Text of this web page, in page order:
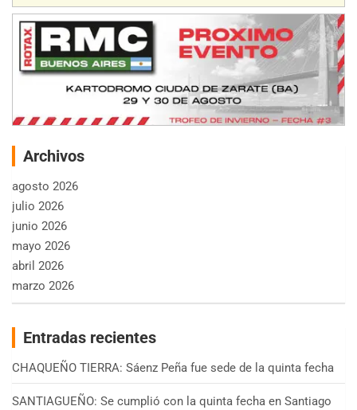
Archivos
agosto 2026
julio 2026
junio 2026
mayo 2026
abril 2026
marzo 2026
Entradas recientes
CHAQUEÑO TIERRA: Sáenz Peña fue sede de la quinta fecha
SANTIAGUEÑO: Se cumplió con la quinta fecha en Santiago